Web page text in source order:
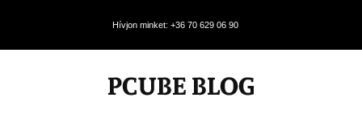
Hívjon minket: +36 70 629 06 90